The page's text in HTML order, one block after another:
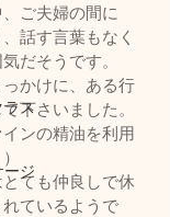
ラス
ージ
ご夫婦の間に
話す言葉もなく
だそうです。
かけに、ある行
下さいました。
ンの精油を利用
ても仲良しで休
ているようで